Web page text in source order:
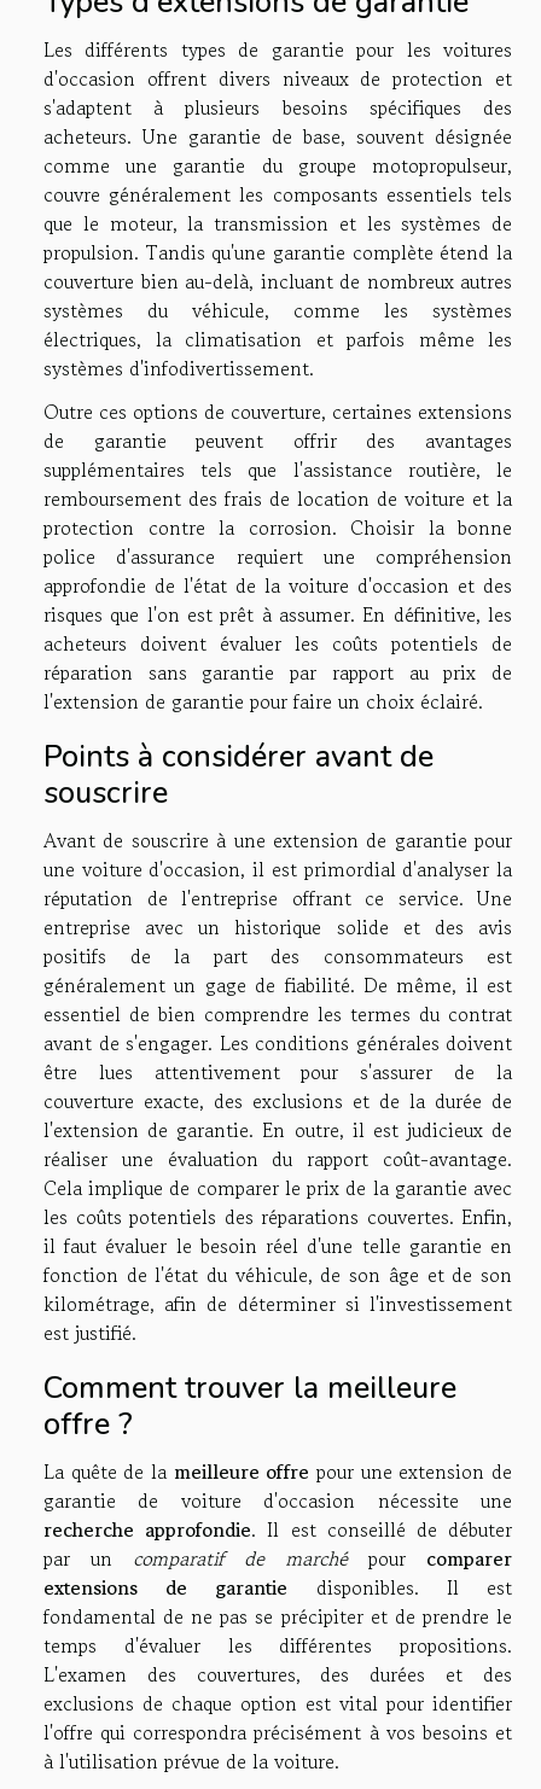
Les différents types de garantie pour les voitures
d'occasion offrent divers niveaux de protection et
s'adaptent à plusieurs besoins spécifiques des
acheteurs. Une garantie de base, souvent désignée
comme une garantie du groupe motopropulseur,
couvre généralement les composants essentiels tels
que le moteur, la transmission et les systèmes de
propulsion. Tandis qu'une garantie complète étend la
couverture bien au-delà, incluant de nombreux autres
systèmes du véhicule, comme les systèmes
électriques, la climatisation et parfois même les
systèmes d'infodivertissement.
Outre ces options de couverture, certaines extensions
de garantie peuvent offrir des avantages
supplémentaires tels que l'assistance routière, le
remboursement des frais de location de voiture et la
protection contre la corrosion. Choisir la bonne
police d'assurance requiert une compréhension
approfondie de l'état de la voiture d'occasion et des
risques que l'on est prêt à assumer. En définitive, les
acheteurs doivent évaluer les coûts potentiels de
réparation sans garantie par rapport au prix de
l'extension de garantie pour faire un choix éclairé.
Points à considérer avant de
souscrire
Avant de souscrire à une extension de garantie pour
une voiture d'occasion, il est primordial d'analyser la
réputation de l'entreprise offrant ce service. Une
entreprise avec un historique solide et des avis
positifs de la part des consommateurs est
généralement un gage de fiabilité. De même, il est
essentiel de bien comprendre les termes du contrat
avant de s'engager. Les conditions générales doivent
être lues attentivement pour s'assurer de la
couverture exacte, des exclusions et de la durée de
l'extension de garantie. En outre, il est judicieux de
réaliser une évaluation du rapport coût-avantage.
Cela implique de comparer le prix de la garantie avec
les coûts potentiels des réparations couvertes. Enfin,
il faut évaluer le besoin réel d'une telle garantie en
fonction de l'état du véhicule, de son âge et de son
kilométrage, afin de déterminer si l'investissement
est justifié.
Comment trouver la meilleure
offre ?
La quête de la meilleure offre pour une extension de
garantie de voiture d'occasion nécessite une
recherche approfondie. Il est conseillé de débuter
par un comparatif de marchépour comparer
extensions de garantie disponibles. Il est
fondamental de ne pas se précipiter et de prendre le
temps d'évaluer les différentes propositions.
L'examen des couvertures, des durées et des
exclusions de chaque option est vital pour identifier
l'offre qui correspondra précisément à vos besoins et
à l'utilisation prévue de la voiture.